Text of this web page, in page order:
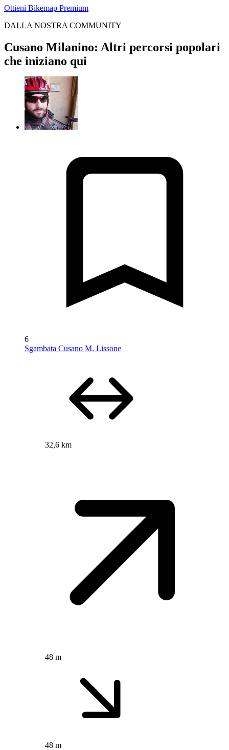
Ottieni Bikemap Premium
DALLA NOSTRA COMMUNITY
Cusano Milanino: Altri percorsi popolari
che iniziano qui
6
Sgambata Cusano M. Lissone
32,6 km
48 m
48 m